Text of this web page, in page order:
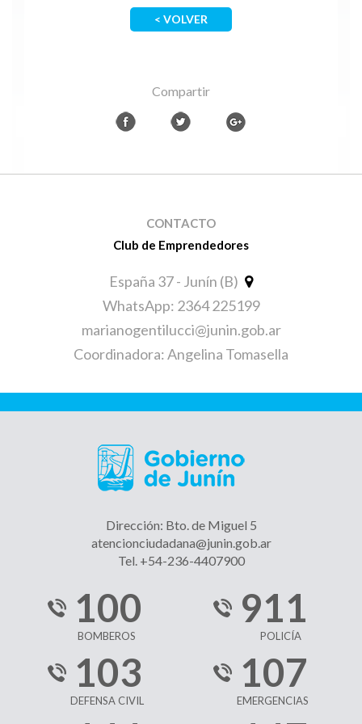
< VOLVER
Compartir
CONTACTO
Club de Emprendedores
España 37 - Junín (B)
WhatsApp: 2364 225199
marianogentilucci@junin.gob.ar
Coordinadora: Angelina Tomasella
Dirección: Bto. de Miguel 5
atencionciudadana@junin.gob.ar
Tel. +54-236-4407900
100
BOMBEROS
911
POLICÍA
103
DEFENSA CIVIL
107
EMERGENCIAS